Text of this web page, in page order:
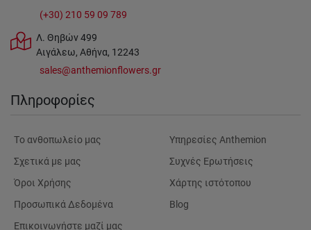
(+30) 210 59 09 789
Λ. Θηβών 499
Αιγάλεω, Αθήνα, 12243
sales@anthemionflowers.gr
Πληροφορίες
Tο ανθοπωλείο μας
Σχετικά με μας
Όροι Χρήσης
Προσωπικά Δεδομένα
Επικοινωνήστε μαζί μας
Υπηρεσίες Anthemion
Συχνές Ερωτήσεις
Χάρτης ιστότοπου
Blog